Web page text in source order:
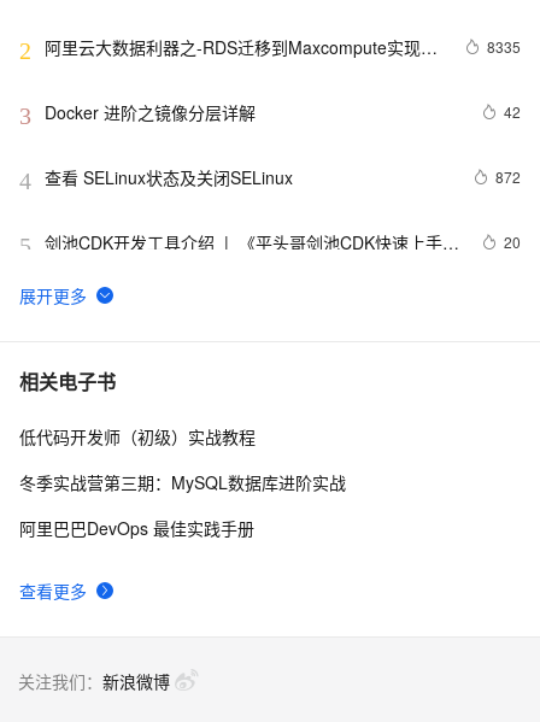
2
阿里云大数据利器之-RDS迁移到Maxcompute实现动
8335
3 Docker 进阶之镜像分层详解 42
4 查看 SELinux状态及关闭SELinux 872
5 剑池CDK开发工具介绍  |  《平头哥剑池CDK快速上手指
20
6 WebAssembly 在 MOSN 中的实践 - 基础框架篇
7 userdel使用说明
8 自己看系统的“系统还原”
相关电子书
查看更多
低代码开发师（初级）实战教程
冬季实战营第三期：MySQL数据库进阶实战
阿里巴巴DevOps 最佳实践手册
关注我们： 新浪微博